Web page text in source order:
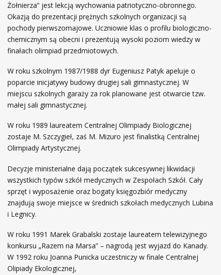
Żołnierza” jest lekcją wychowania patriotyczno-obronnego.
Okazją do prezentacji prężnych szkolnych organizacji są
pochody pierwszomajowe. Uczniowie klas o profilu biologiczno-
chemicznym są obecni i prezentują wysoki poziom wiedzy w
finałach olimpiad przedmiotowych.
W roku szkolnym 1987/1988 dyr Eugeniusz Patyk apeluje o
poparcie inicjatywy budowy drugiej sali gimnastycznej. W
miejscu szkolnych garaży za rok planowane jest otwarcie tzw.
małej sali gimnastycznej.
W roku 1989 laureatem Centralnej Olimpiady Biologicznej
zostaje M. Szczygieł, zaś M. Mizuro jest finalistką Centralnej
Olimpiady Artystycznej.
Decyzje ministerialne dają początek sukcesywnej likwidacji
wszystkich typów szkół medycznych w Zespołach Szkół. Cały
sprzęt i wyposażenie oraz bogaty księgozbiór medyczny
znajdują swoje miejsce w średnich szkołach medycznych Lubina
i Legnicy.
W roku 1991 Marek Grabalski zostaje laureatem telewizyjnego
konkursu „Razem na Marsa” – nagrodą jest wyjazd do Kanady.
W 1992 roku Joanna Punicka uczestniczy w finale Centralnej
Olipiady Ekologicznej,